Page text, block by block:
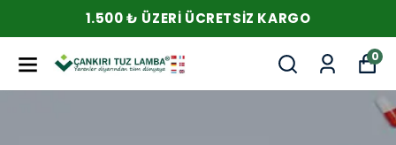
1.500 ₺ ÜZERI ÜCRETSIZ KARGO
0